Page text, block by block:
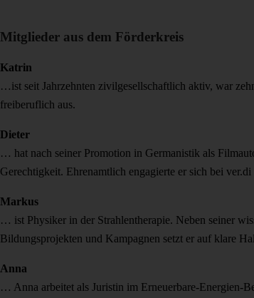
Mitglieder aus dem Förderkreis
Katrin
…ist seit Jahrzehnten zivilgesellschaftlich aktiv, war
freiberuflich aus.
Dieter
… hat nach seiner Promotion in Germanistik als
Gerechtigkeit. Ehrenamtlich engagierte er sich bei
Markus
… ist Physiker in der Strahlentherapie. Neben seiner
Bildungsprojekten und Kampagnen setzt er auf klare
Anna
… Anna arbeitet als Juristin im Erneuerbare-Energien-